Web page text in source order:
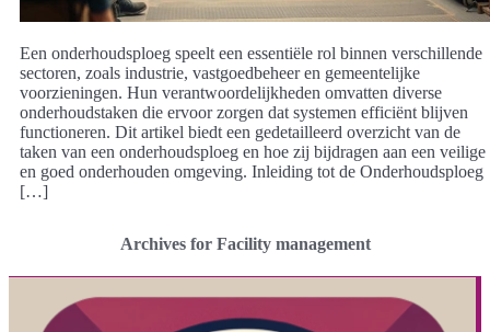
Een onderhoudsploeg speelt een essentiële rol binnen verschillende
sectoren, zoals industrie, vastgoedbeheer en gemeentelijke
voorzieningen. Hun verantwoordelijkheden omvatten diverse
onderhoudstaken die ervoor zorgen dat systemen efficiënt blijven
functioneren. Dit artikel biedt een gedetailleerd overzicht van de
taken van een onderhoudsploeg en hoe zij bijdragen aan een veilige
en goed onderhouden omgeving. Inleiding tot de Onderhoudsploeg
[…]
Archives for Facility management